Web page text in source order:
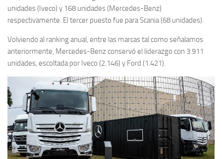
unidades (Iveco) y 168 unidades (Mercedes-Benz)
respectivamente. El tercer puesto fue para Scania (68 unidades).
Volviendo al ranking anual, entre las marcas tal como señalamos
anteriormente, Mercedes-Benz conservó el liderazgo con 3.911
unidades, escoltada por Iveco (2.146) y Ford (1.421).